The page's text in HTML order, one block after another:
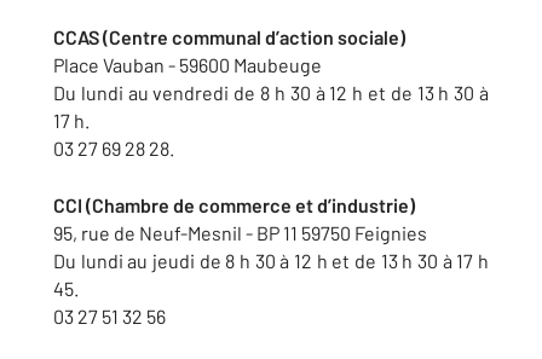
CCAS (Centre communal d’action sociale)
Place Vauban - 59600 Maubeuge
Du lundi au vendredi de 8 h 30 à 12 h et de 13 h 30 à
17 h.
03 27 69 28 28.
CCI (Chambre de commerce et d’industrie)
95, rue de Neuf-Mesnil - BP 11 59750 Feignies
Du lundi au jeudi de 8 h 30 à 12 h et de 13 h 30 à 17 h
45.
03 27 51 32 56